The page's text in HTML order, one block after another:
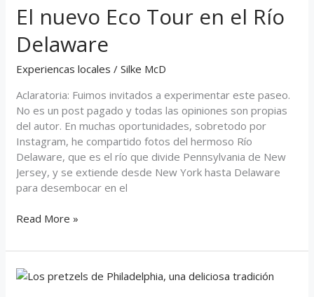
El nuevo Eco Tour en el Río
Delaware
Experiencas locales /Silke McD
Aclaratoria: Fuimos invitados a experimentar este paseo.
No es un post pagado y todas las opiniones son propias
del autor. En muchas oportunidades, sobretodo por
Instagram, he compartido fotos del hermoso Río
Delaware, que es el río que divide Pennsylvania de New
Jersey, y se extiende desde New York hasta Delaware
para desembocar en el
Eco
Tour
en
el
Río
Read More »
Los